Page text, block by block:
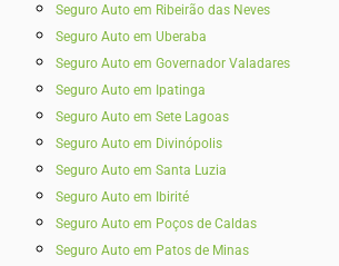
Seguro Auto em Ribeirão das Neves
Seguro Auto em Uberaba
Seguro Auto em Governador Valadares
Seguro Auto em Ipatinga
Seguro Auto em Sete Lagoas
Seguro Auto em Divinópolis
Seguro Auto em Santa Luzia
Seguro Auto em Ibirité
Seguro Auto em Poços de Caldas
Seguro Auto em Patos de Minas